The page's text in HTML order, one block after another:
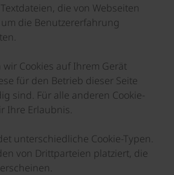
die von Webseiten
die Benutzererfahrung
wir Cookies auf Ihrem Gerät
für den Betrieb dieser Seite
sind. Für alle anderen Cookie-
Ihre Erlaubnis.
unterschiedliche Cookie-Typen.
von Drittparteien platziert, die